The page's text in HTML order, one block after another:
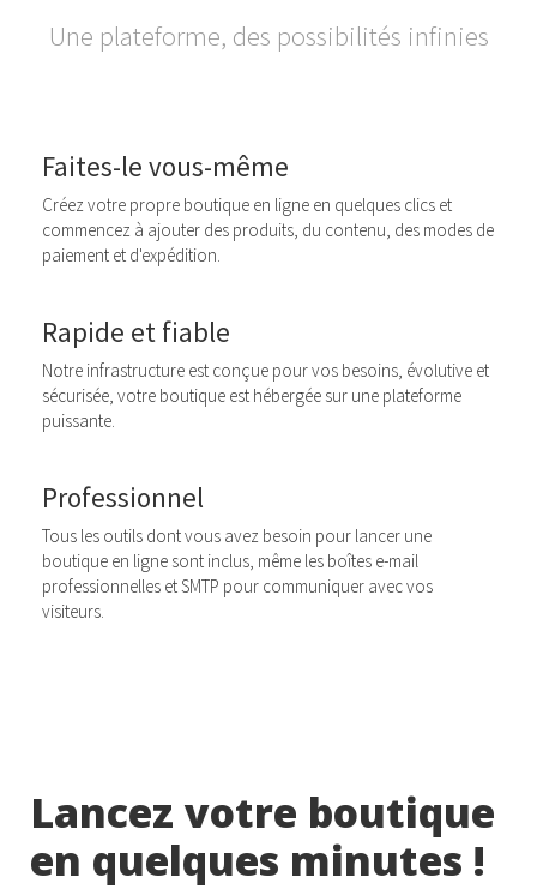
Une plateforme, des possibilités infinies
Faites-le vous-même
Créez votre propre boutique en ligne en quelques clics et
commencez à ajouter des produits, du contenu, des modes de
paiement et d'expédition.
Rapide et fiable
Notre infrastructure est conçue pour vos besoins, évolutive et
sécurisée, votre boutique est hébergée sur une plateforme
puissante.
Professionnel
Tous les outils dont vous avez besoin pour lancer une
boutique en ligne sont inclus, même les boîtes e-mail
professionnelles et SMTP pour communiquer avec vos
visiteurs.
Lancez votre boutique
en quelques minutes !